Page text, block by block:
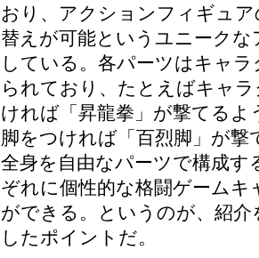
おり、アクションフィギュ
替えが可能というユニーク
している。各パーツはキャ
られており、たとえばキャ
ければ「昇龍拳」が撃てる
脚をつければ「百烈脚」が
全身を自由なパーツで構成
ぞれに個性的な格闘ゲーム
ができる。というのが、紹
したポイントだ。